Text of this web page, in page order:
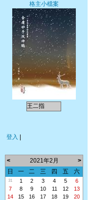
格主小檔案
王二指
登入
< 2021年2月
>
日
一 二 三 四 五 六
31 1 2 3 4 5
6
7
8 9 10 11 12
13
14
15 16 17 18 19
20